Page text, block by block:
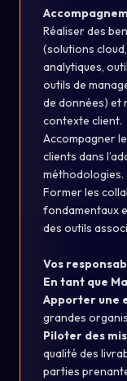
Réaliser des
(solutions
analytiques,
outils de
de données) et
contexte client.
Accompagner
clients dans
méthodologies.
Former les
fondamentaux
des outils
Vos
En tant que
Apporter une
grandes
Piloter des
qualité des
parties